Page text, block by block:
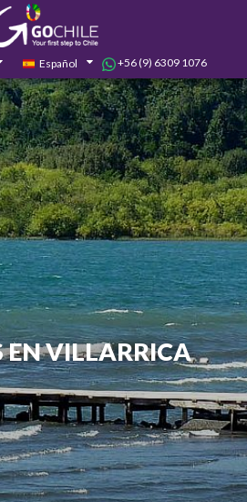
Español +56 (9) 6309 1076
0
EN VILLARRICA